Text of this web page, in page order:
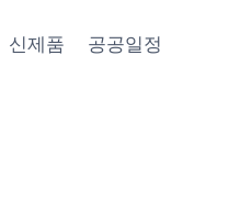
신제품 공공일정